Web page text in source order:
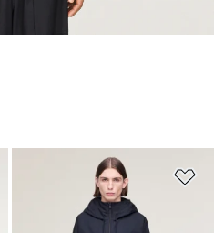
ほしいものリストに追加